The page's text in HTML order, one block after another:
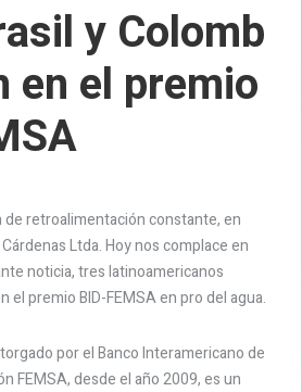
y Colomb
en el premio
retroalimentación constante, en
Ltda. Hoy nos complace en
noticia, tres latinoamericanos
el premio BID-FEMSA en pro del agua.
por el Banco Interamericano de
FEMSA, desde el año 2009, es un